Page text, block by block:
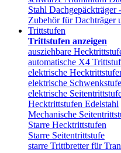
Stahl Dachgepäckträger
Zubehör für Dachträger
Trittstufen
Trittstufen anzeigen
ausziehbare
automatische X4
elektrische
elektrische
elektrische
Hecktrittstufen Edelstahl
Mechanische
Starre Hecktrittstufen
Starre Seitentrittstufe
starre Trittbretter für